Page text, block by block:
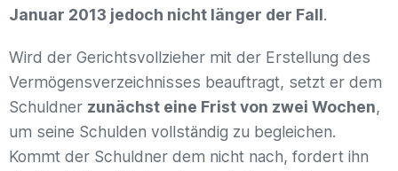
Januar 2013 jedoch nicht länger der Fall.
Wird der Gerichtsvollzieher mit der Erstellung des
Vermögensverzeichnisses beauftragt, setzt er dem
Schuldner zunächst eine Frist von zwei Wochen,
um seine Schulden vollständig zu begleichen.
Kommt der Schuldner dem nicht nach, fordert ihn